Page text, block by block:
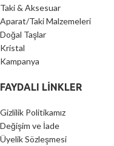
Taki & Aksesuar
Aparat/Taki Malzemeleri
Doğal Taşlar
Kristal
Kampanya
FAYDALI LİNKLER
Gizlilik Politikamız
Değişim ve İade
Üyelik Sözleşmesi